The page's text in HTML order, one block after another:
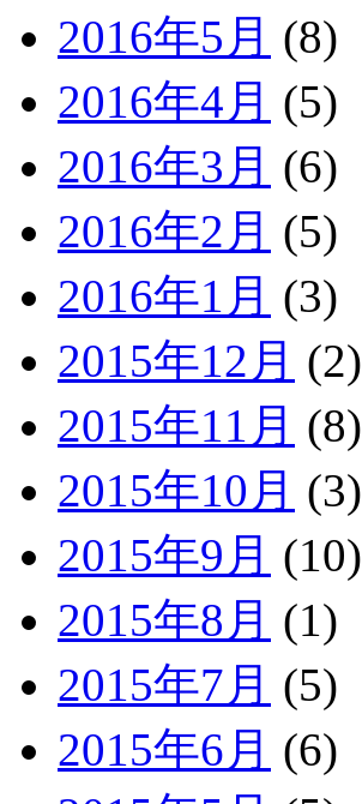
2016年5月 (8)
2016年4月 (5)
2016年3月 (6)
2016年2月 (5)
2016年1月 (3)
2015年12月 (2)
2015年11月 (8)
2015年10月 (3)
2015年9月 (10)
2015年8月 (1)
2015年7月 (5)
2015年6月 (6)